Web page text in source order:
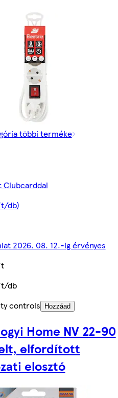
többi terméke
Clubcarddal
db)
2026. 08. 12.-ig érvényes
db
controls
Hozzáad
Home NV 22-90
elfordított
elosztó